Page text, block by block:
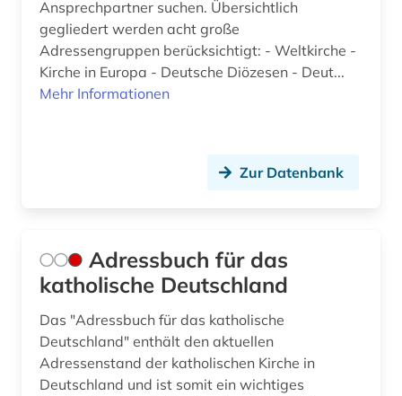
einwanderungspolitik (1)
emblem (1)
englisch (2)
englisch literatur (1)
Ansprechpartner suchen. Übersichtlich
gegliedert werden acht große
Adressengruppen berücksichtigt: - Weltkirche -
Kirche in Europa - Deutsche Diözesen - Deut...
Mehr Informationen
Zur Datenbank
Adressbuch für das
katholische Deutschland
Das "Adressbuch für das katholische
Deutschland" enthält den aktuellen
Adressenstand der katholischen Kirche in
Deutschland und ist somit ein wichtiges